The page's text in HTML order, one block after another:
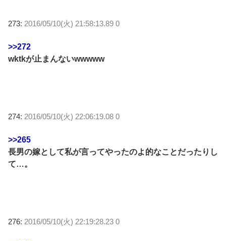
273: 2016/05/10(火) 21:58:13.89 0
>>272
wktkが止まんないwwwww
274: 2016/05/10(火) 22:06:19.08 0
>>265
長男の嫁として私が言ってやったのよ的なことだったりし
て…。
276: 2016/05/10(火) 22:19:28.23 0